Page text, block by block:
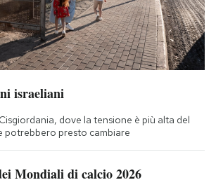
israeliani
dove la tensione è più alta del
potrebbero presto cambiare
Mondiali di calcio 2026